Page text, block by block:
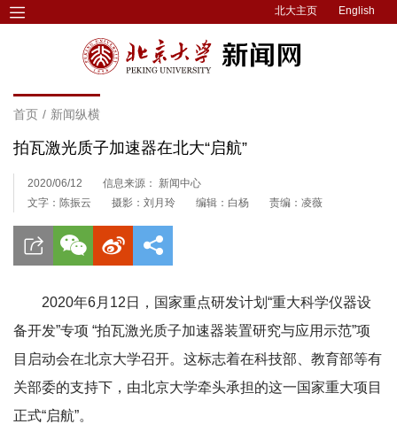
北大主页 English
首页 / 新闻纵横
拍瓦激光质子加速器在北大“启航”
2020/06/12
信息来源： 新闻中心
文字：陈振云
摄影：刘月玲 编辑：白杨 责编：凌薇
2020年6月12日，国家重点研发计划“重大科学仪器设
备开发”专项 “拍瓦激光质子加速器装置研究与应用示范”项
目启动会在北京大学召开。这标志着在科技部、教育部等有
关部委的支持下，由北京大学牵头承担的这一国家重大项目
正式“启航”。